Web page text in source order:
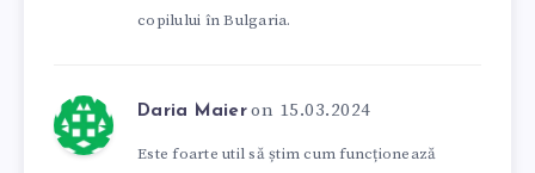
copilului în Bulgaria.
Daria Maier on 15.03.2024
Este foarte util să știm cum funcționează